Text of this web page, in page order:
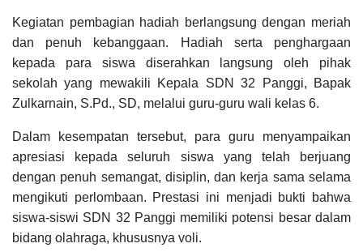
Kegiatan pembagian hadiah berlangsung dengan meriah
dan penuh kebanggaan. Hadiah serta penghargaan
kepada para siswa diserahkan langsung oleh pihak
sekolah yang mewakili Kepala SDN 32 Panggi, Bapak
Zulkarnain, S.Pd., SD, melalui guru-guru wali kelas 6.
Dalam kesempatan tersebut, para guru menyampaikan
apresiasi kepada seluruh siswa yang telah berjuang
dengan penuh semangat, disiplin, dan kerja sama selama
mengikuti perlombaan. Prestasi ini menjadi bukti bahwa
siswa-siswi SDN 32 Panggi memiliki potensi besar dalam
bidang olahraga, khususnya voli.